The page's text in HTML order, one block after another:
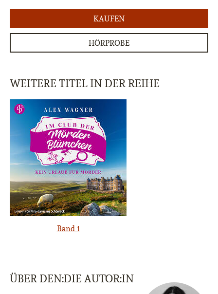
KAUFEN
HÖRPROBE
WEITERE TITEL IN DER REIHE
Band 1
ÜBER DEN:DIE AUTOR:IN